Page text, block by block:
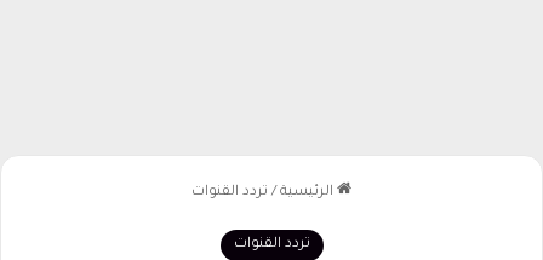
الرئيسية / تردد القنوات
تردد القنوات